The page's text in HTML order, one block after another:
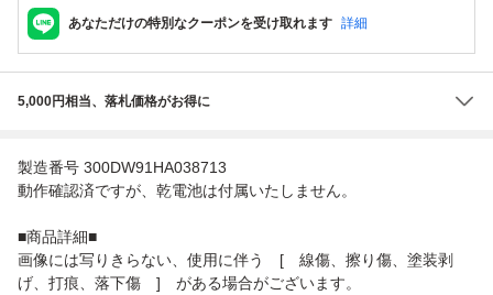
あなただけの特別なクーポンを受け取れます 詳細
5,000円相当、落札価格がお得に
製造番号 300DW91HA038713
動作確認済ですが、乾電池は付属いたしません。
■商品詳細■
画像には写りきらない、使用に伴う [ 線傷、擦り傷、塗装剥
げ、打痕、落下傷 ] がある場合がございます。